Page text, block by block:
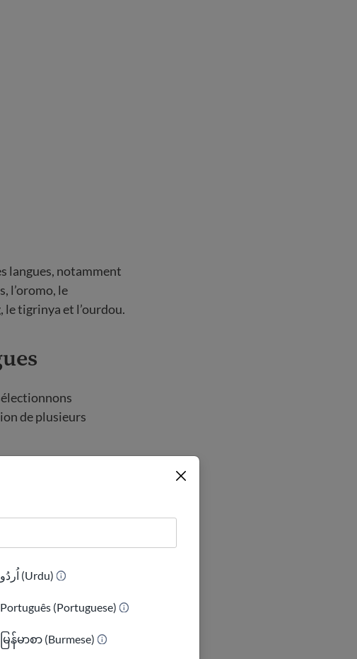
اُردُو (Urdu)
Português (Portuguese)
မြန်မာစာ (Burmese)
langues, notamment
l’oromo, le
le tigrinya et l’ourdou.
de plusieurs
limitées en
nous servons et
tels que les revenus